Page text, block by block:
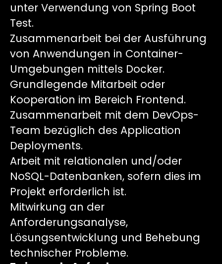
unter Verwendung von Spring Boot
Test.
Zusammenarbeit bei der Ausführung
von Anwendungen in Container-
Umgebungen mittels Docker.
Grundlegende Mitarbeit oder
Kooperation im Bereich Frontend.
Zusammenarbeit mit dem DevOps-
Team bezüglich des Application
Deployments.
Arbeit mit relationalen und/oder
NoSQL-Datenbanken, sofern dies im
Projekt erforderlich ist.
Mitwirkung an der
Anforderungsanalyse,
Lösungsentwicklung und Behebung
technischer Probleme.